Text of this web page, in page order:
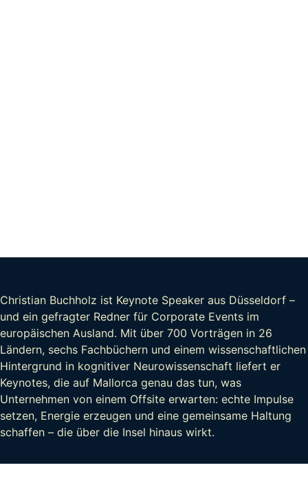
Christian Buchholz ist Keynote Speaker aus Düsseldorf –
und ein gefragter Redner für Corporate Events im
europäischen Ausland. Mit über 700 Vorträgen in 26
Ländern, sechs Fachbüchern und einem wissenschaftlichen
Hintergrund in kognitiver Neurowissenschaft liefert er
Keynotes, die auf Mallorca genau das tun, was
Unternehmen von einem Offsite erwarten: echte Impulse
setzen, Energie erzeugen und eine gemeinsame Haltung
schaffen – die über die Insel hinaus wirkt.